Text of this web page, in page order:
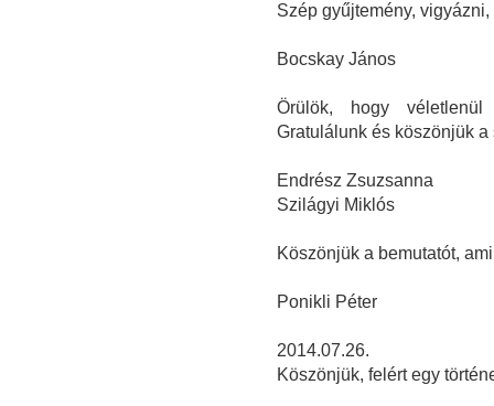
Szép gyűjtemény,
Bocskay János
Örülök, hogy
Gratulálunk és köszönjük a
Endrész Zsuzsanna
Szilágyi Miklós
Köszönjük a bemutatót,
Ponikli Péter
2014.07.26.
Köszönjük, felért egy